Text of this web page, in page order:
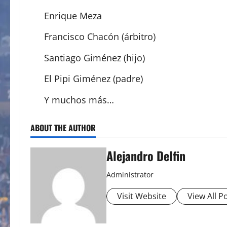
Enrique Meza
Francisco Chacón (árbitro)
Santiago Giménez (hijo)
El Pipi Giménez (padre)
Y muchos más…
ABOUT THE AUTHOR
Alejandro Delfin
Administrator
Visit Website View All